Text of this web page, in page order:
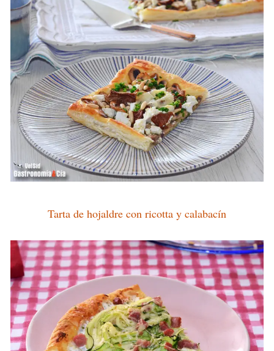
Tarta de hojaldre con ricotta y calabacín